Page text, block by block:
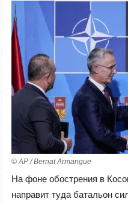
© AP / Bernat Armangue
На фоне обострения в
направит туда батальон